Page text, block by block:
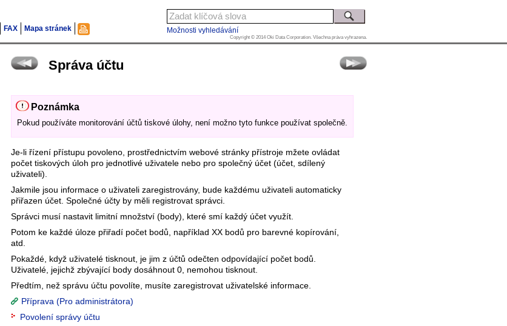
Možnosti vyhledávání
FAX Mapa stránek
Copyright © 2014 Oki Data Corporation. Všechna práva vyhrazena.
Správa účtu
Poznámka
Pokud používáte monitorování účtů tiskové úlohy, není možno tyto funkce používat společně.
Je-li řízení přístupu povoleno, prostřednictvím webové stránky přístroje mžete ovládat
počet tiskových úloh pro jednotlivé uživatele nebo pro společný účet (účet, sdílený
uživateli).
Jakmile jsou informace o uživateli zaregistrovány, bude každému uživateli automaticky
přiřazen účet. Společné účty by měli registrovat správci.
Správci musí nastavit limitní množství (body), které smí každý účet využít.
Potom ke každé úloze přiřadí počet bodů, například XX bodů pro barevné kopírování,
atd.
Pokaždé, když uživatelé tisknout, je jim z účtů odečten odpovídající počet bodů.
Uživatelé, jejichž zbývající body dosáhnout 0, nemohou tisknout.
Předtím, než správu účtu povolíte, musíte zaregistrovat uživatelské informace.
Příprava (Pro administrátora)
Povolení správy účtu